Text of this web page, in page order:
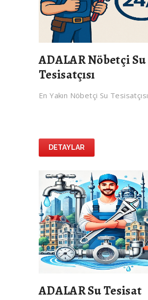
ADALAR Nöbetçi Su
Tesisatçısı
En Yakın Nöbetçi Su Tesisatçısı
DETAYLAR
ADALAR Su Tesisat